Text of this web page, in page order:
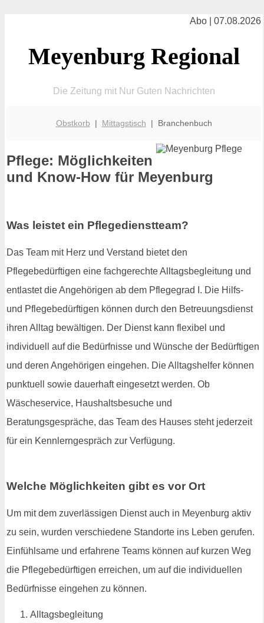
Abo | 07.08.2026
Meyenburg Regional
Die Zeitung mit Nur Guten Nachrichten
Obstkorb | Mittagstisch | Branchenbuch
Pflege: Möglichkeiten
und Know-How für Meyenburg
Was leistet ein Pflegedienstteam?
Das Team mit Herz und Verstand bietet den
Pflegebedürftigen eine fachgerechte Alltagsbegleitung und
entlastet die Angehörigen ab dem Pflegegrad I. Die Hilfs-
und Pflegebedürftigen können durch den Betreuungsdienst
ihren Alltag bewältigen. Der Dienst kann flexibel und
individuell auf die Bedürfnisse und Wünsche der Bedürftigen
und deren Angehörigen eingehen. Die Alltagshelfer können
punktuell sowie dauerhaft eingesetzt werden. Ob
Wäscheservice, Haushaltsbesuche und
Beratungsgespräche, das Team des Hauses steht jederzeit
für ein Kennlerngespräch zur Verfügung.
Welche Möglichkeiten gibt es vor Ort
Um mit dem zuverlässigen Dienst auch in Meyenburg aktiv
zu sein, wurden verschiedene Standorte ins Leben gerufen.
Einfühlsame und erfahrene Teams können auf kurzen Weg
die Pflegebedürftigen erreichen, um auf die individuellen
Bedürfnisse eingehen zu können.
Alltagsbegleitung